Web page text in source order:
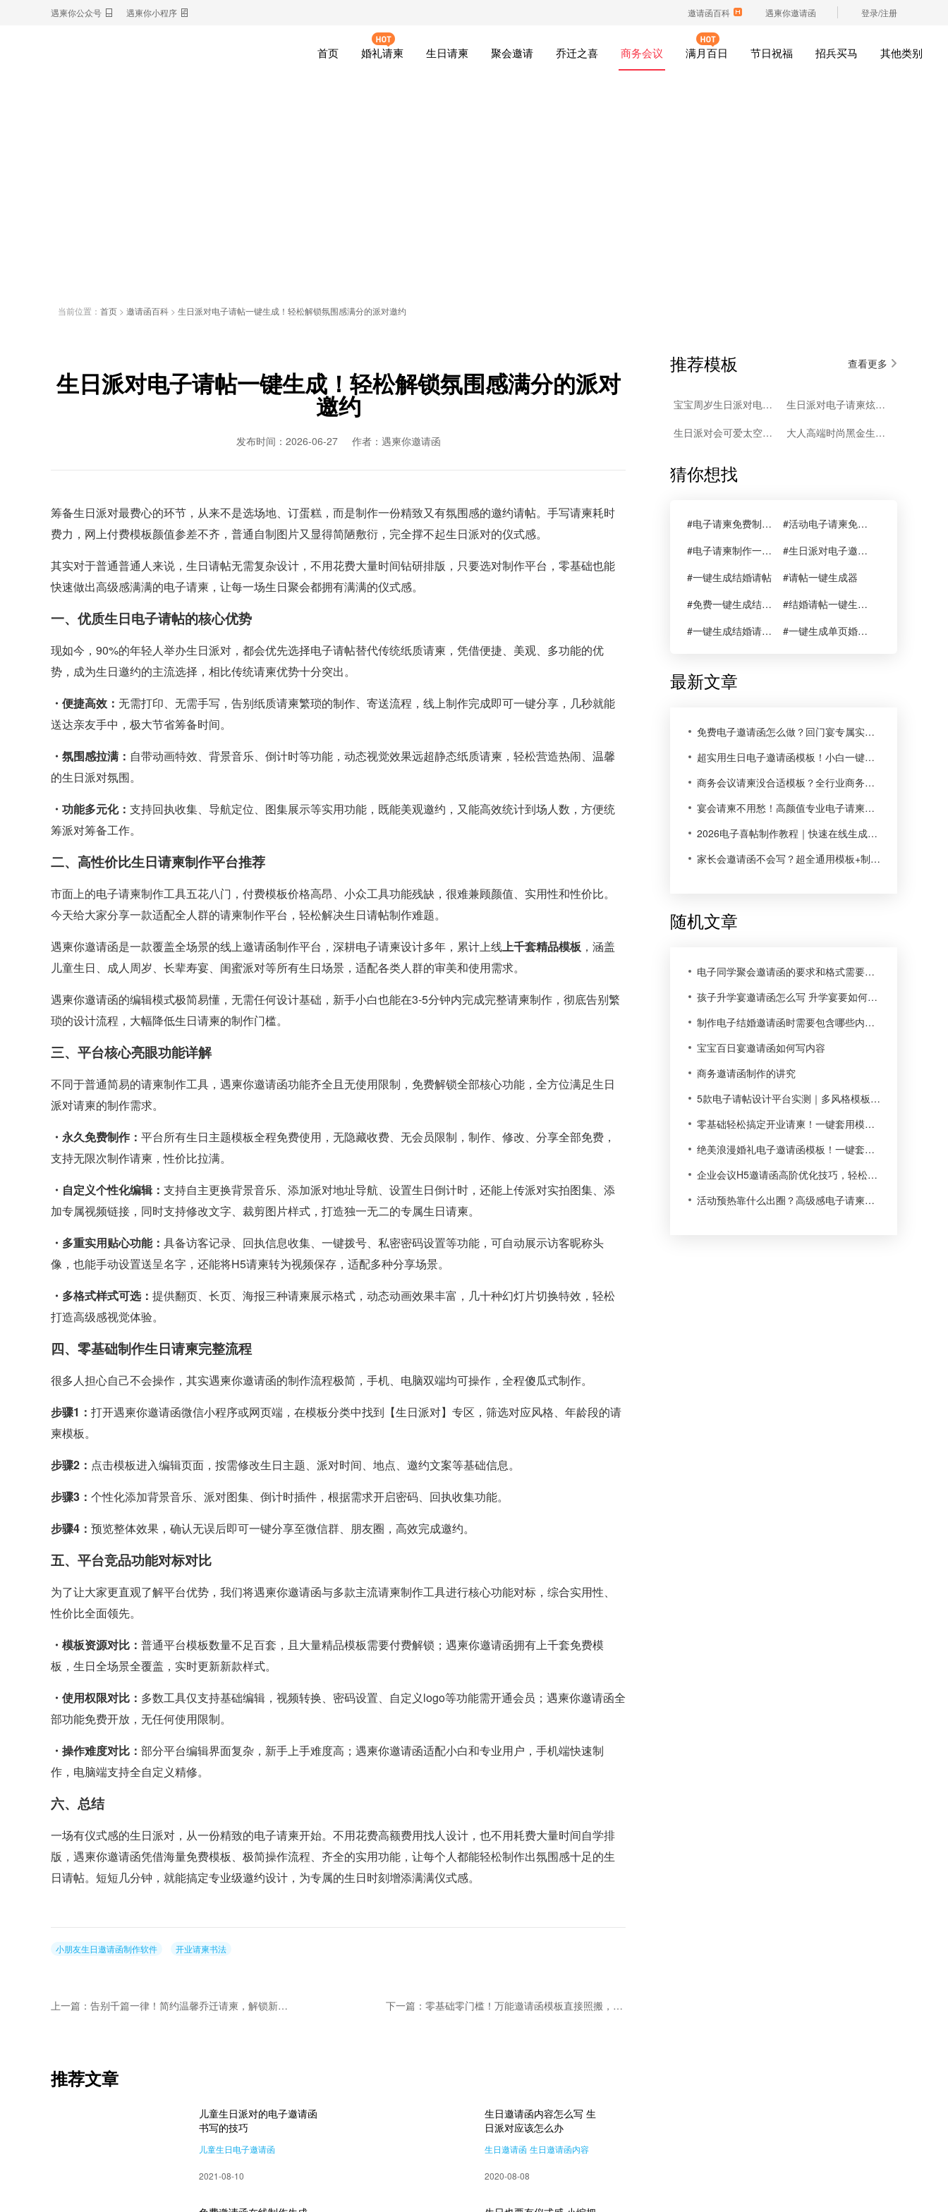
遇柬你公众号 遇柬你小程序 邀请函百科 遇柬你邀请函 登录/注册
首页 婚礼请柬 生日请柬 聚会邀请 乔迁之喜 商务会议 满月百日 节日祝福 招兵买马 其他类别
当前位置： 首页 > 邀请函百科 > 生日派对电子请帖一键生成！轻松解锁氛围感满分的派对邀约
生日派对电子请帖一键生成！轻松解锁氛围感满分的派对
邀约
发布时间：2026-06-27 作者：遇柬你邀请函
筹备生日派对最费心的环节，从来不是选场地、订蛋糕，而是制作一份精致又有氛围感的邀约请帖。手写请柬耗时
费力，网上付费模板颜值参差不齐，普通自制图片又显得简陋敷衍，完全撑不起生日派对的仪式感。
其实对于普通普通人来说，生日请帖无需复杂设计，不用花费大量时间钻研排版，只要选对制作平台，零基础也能
快速做出高级感满满的电子请柬，让每一场生日聚会都拥有满满的仪式感。
一、优质生日电子请帖的核心优势
现如今，90%的年轻人举办生日派对，都会优先选择电子请帖替代传统纸质请柬，凭借便捷、美观、多功能的优
势，成为生日邀约的主流选择，相比传统请柬优势十分突出。
・便捷高效： 无需打印、无需手写，告别纸质请柬繁琐的制作、寄送流程，线上制作完成即可一键分享，几秒就能
送达亲友手中，极大节省筹备时间。
・氛围感拉满： 自带动画特效、背景音乐、倒计时等功能，动态视觉效果远超静态纸质请柬，轻松营造热闹、温馨
的生日派对氛围。
・功能多元化： 支持回执收集、导航定位、图集展示等实用功能，既能美观邀约，又能高效统计到场人数，方便统
筹派对筹备工作。
二、高性价比生日请柬制作平台推荐
市面上的电子请柬制作工具五花八门，付费模板价格高昂、小众工具功能残缺，很难兼顾颜值、实用性和性价比。
今天给大家分享一款适配全人群的请柬制作平台，轻松解决生日请帖制作难题。
遇柬你邀请函是一款覆盖全场景的线上邀请函制作平台，深耕电子请柬设计多年，累计上线上千套精品模板 ，涵盖
儿童生日、成人周岁、长辈寿宴、闺蜜派对等所有生日场景，适配各类人群的审美和使用需求。
遇柬你邀请函的编辑模式极简易懂，无需任何设计基础，新手小白也能在3-5分钟内完成完整请柬制作，彻底告别繁
琐的设计流程，大幅降低生日请柬的制作门槛。
三、平台核心亮眼功能详解
不同于普通简易的请柬制作工具，遇柬你邀请函功能齐全且无使用限制，免费解锁全部核心功能，全方位满足生日
派对请柬的制作需求。
・永久免费制作： 平台所有生日主题模板全程免费使用，无隐藏收费、无会员限制，制作、修改、分享全部免费，
支持无限次制作请柬，性价比拉满。
・自定义个性化编辑： 支持自主更换背景音乐、添加派对地址导航、设置生日倒计时，还能上传派对实拍图集、添
加专属视频链接，同时支持修改文字、裁剪图片样式，打造独一无二的专属生日请柬。
・多重实用贴心功能： 具备访客记录、回执信息收集、一键拨号、私密密码设置等功能，可自动展示访客昵称头
像，也能手动设置送呈名字，还能将H5请柬转为视频保存，适配多种分享场景。
・多格式样式可选： 提供翻页、长页、海报三种请柬展示格式，动态动画效果丰富，几十种幻灯片切换特效，轻松
打造高级感视觉体验。
四、零基础制作生日请柬完整流程
很多人担心自己不会操作，其实遇柬你邀请函的制作流程极简，手机、电脑双端均可操作，全程傻瓜式制作。
步骤1： 打开遇柬你邀请函微信小程序或网页端，在模板分类中找到【生日派对】专区，筛选对应风格、年龄段的请
柬模板。
步骤2： 点击模板进入编辑页面，按需修改生日主题、派对时间、地点、邀约文案等基础信息。
步骤3： 个性化添加背景音乐、派对图集、倒计时插件，根据需求开启密码、回执收集功能。
步骤4： 预览整体效果，确认无误后即可一键分享至微信群、朋友圈，高效完成邀约。
五、平台竞品功能对标对比
为了让大家更直观了解平台优势，我们将遇柬你邀请函与多款主流请柬制作工具进行核心功能对标，综合实用性、
性价比全面领先。
・模板资源对比： 普通平台模板数量不足百套，且大量精品模板需要付费解锁；遇柬你邀请函拥有上千套免费模
板，生日全场景全覆盖，实时更新新款样式。
・使用权限对比： 多数工具仅支持基础编辑，视频转换、密码设置、自定义logo等功能需开通会员；遇柬你邀请函全
部功能免费开放，无任何使用限制。
・操作难度对比： 部分平台编辑界面复杂，新手上手难度高；遇柬你邀请函适配小白和专业用户，手机端快速制
作，电脑端支持全自定义精修。
六、总结
一场有仪式感的生日派对，从一份精致的电子请柬开始。不用花费高额费用找人设计，也不用耗费大量时间自学排
版，遇柬你邀请函凭借海量免费模板、极简操作流程、齐全的实用功能，让每个人都能轻松制作出氛围感十足的生
日请帖。短短几分钟，就能搞定专业级邀约设计，为专属的生日时刻增添满满仪式感。
小朋友生日邀请函制作软件 开业请柬书法
上一篇：告别千篇一律！简约温馨乔迁请柬，解锁新家仪式感 下一篇：零基础零门槛！万能邀请函模板直接照搬，几分钟搞定精美请柬
推荐文章
儿童生日派对的电子邀请函
书写的技巧
儿童生日电子邀请函
2021-08-10
生日邀请函内容怎么写 生
日派对应该怎么办
生日邀请函 生日邀请函内容
2020-08-08
推荐模板 查看更多
宝宝周岁生日派对电子请柬
生日派对电子请柬炫丽时尚模板
生日派对会可爱太空生日百天电子请柬
大人高端时尚黑金生日宴会电子请柬派对邀请
猜你想找
#电子请柬免费制作一键生成
#活动电子请柬免费制作一键生成
#电子请柬制作一键生成器
#生日派对电子邀请函制作请帖的软件
#一键生成结婚请帖
#请帖一键生成器
#免费一键生成结婚请帖
#结婚请帖一键生成器
#一键生成结婚请帖怎么写
#一键生成单页婚礼请帖
最新文章
免费电子邀请函怎么做？回门宴专属实用技巧，90%新人都不知道
超实用生日电子邀请函模板！小白一键改直接用
商务会议请柬没合适模板？全行业商务风模板一键套用
宴会请柬不用愁！高颜值专业电子请柬，适配全宴席场景
2026电子喜帖制作教程｜快速在线生成，一键发送超省心
家长会邀请函不会写？超全通用模板+制作技巧，直接套用！
随机文章
电子同学聚会邀请函的要求和格式需要注意 最为时尚的邀请方式
孩子升学宴邀请函怎么写 升学宴要如何操办
制作电子结婚邀请函时需要包含哪些内容？怎么写结婚请柬？
宝宝百日宴邀请函如何写内容
商务邀请函制作的讲究
5款电子请帖设计平台实测｜多风格模板真实横评，小白闭眼入
零基础轻松搞定开业请柬！一键套用模板，小白也能秒做
绝美浪漫婚礼电子邀请函模板！一键套用，小白也能轻松做
企业会议H5邀请函高阶优化技巧，轻松拿捏高端质感
活动预热靠什么出圈？高级感电子请柬，轻松拉高传播热度✨